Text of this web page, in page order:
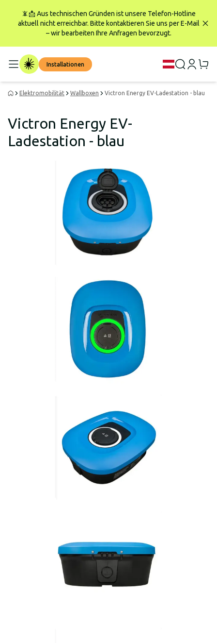
📵📩 Aus technischen Gründen ist unsere Telefon-Hotline
aktuell nicht erreichbar. Bitte kontaktieren Sie uns per E-Mail
– wir bearbeiten Ihre Anfragen bevorzugt.
Installationen
Elektromobilität Wallboxen Victron Energy EV-Ladestation - blau
Victron Energy EV-
Ladestation - blau